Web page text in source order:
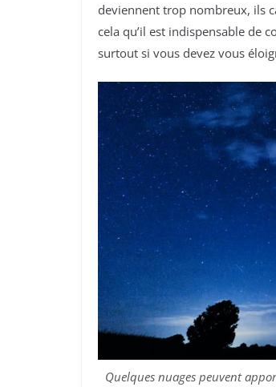
deviennent trop nombreux, ils
cela qu’il est indispensable de
surtout si vous devez vous
Quelques nuages peuvent